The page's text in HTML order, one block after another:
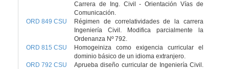
Carrera de Ing. Civil - Orientación Vías de
Comunicación.
ORD 849 CSU
Régimen de correlatividades de la carrera
Ingeniería Civil. Modifica parcialmente la
Ordenanza Nº 792.
ORD 815 CSU
Homogeiniza como exigencia curricular el
dominio básico de un idioma extranjero.
ORD 792 CSU
Aprueba diseño curricular de Ingeniería Civil.